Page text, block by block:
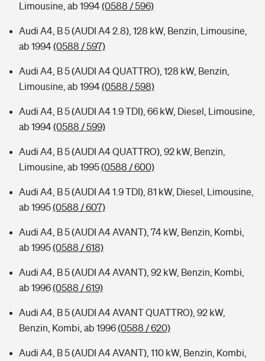
Limousine, ab 1994(0588 / 596)
Audi A4, B 5 (AUDI A4 2.8), 128 kW, Benzin, Limousine,
ab 1994(0588 / 597)
Audi A4, B 5 (AUDI A4 QUATTRO), 128 kW, Benzin,
Limousine, ab 1994(0588 / 598)
Audi A4, B 5 (AUDI A4 1.9 TDI), 66 kW, Diesel, Limousine,
ab 1994(0588 / 599)
Audi A4, B 5 (AUDI A4 QUATTRO), 92 kW, Benzin,
Limousine, ab 1995(0588 / 600)
Audi A4, B 5 (AUDI A4 1.9 TDI), 81 kW, Diesel, Limousine,
ab 1995(0588 / 607)
Audi A4, B 5 (AUDI A4 AVANT), 74 kW, Benzin, Kombi,
ab 1995(0588 / 618)
Audi A4, B 5 (AUDI A4 AVANT), 92 kW, Benzin, Kombi,
ab 1996(0588 / 619)
Audi A4, B 5 (AUDI A4 AVANT QUATTRO), 92 kW,
Benzin, Kombi, ab 1996(0588 / 620)
Audi A4, B 5 (AUDI A4 AVANT), 110 kW, Benzin, Kombi,